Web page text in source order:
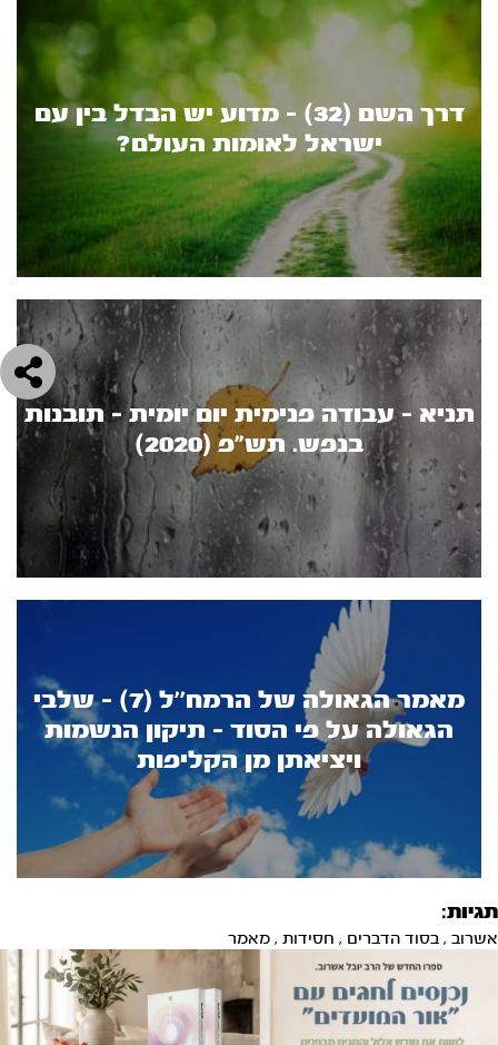
דרך השם (32) - מדוע יש הבדל בין עם
ישראל לאומות העולם?
תניא - עבודה פנימית יום יומית - תובנות
בנפש. תש"פ (2020)
מאמר הגאולה של הרמח’’ל (7) - שלבי
הגאולה על פי הסוד - תיקון הנשמות
ויציאתן מן הקליפות
תגיות:
אשרוב , בסוד הדברים , חסידות , מאמר